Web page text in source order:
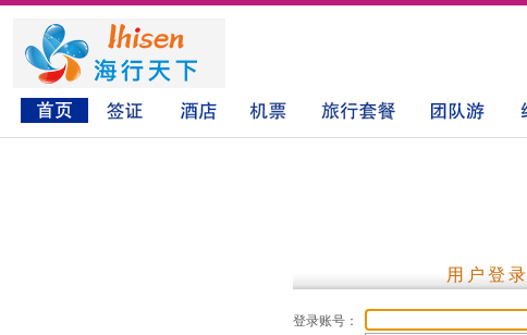
用户登录
登录账号：